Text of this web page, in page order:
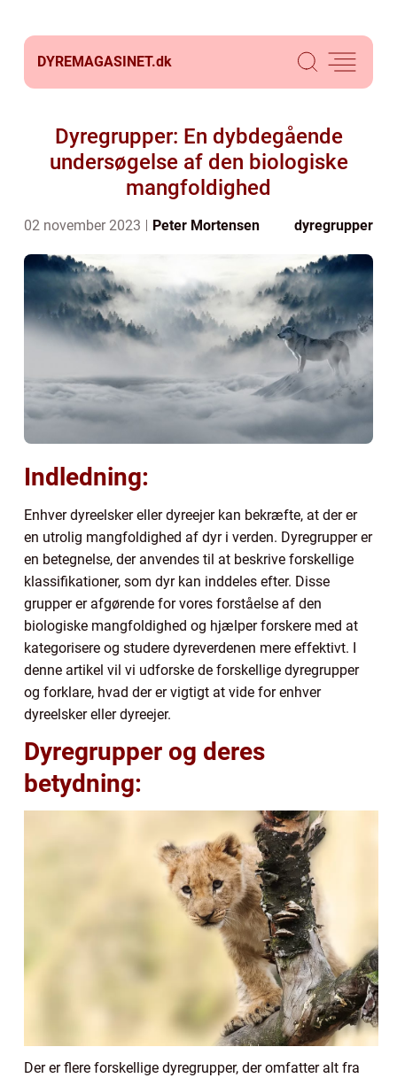
DYREMAGASINET.dk
Dyregrupper: En dybdegående
undersøgelse af den biologiske
mangfoldighed
02 november 2023 Peter Mortensen dyregrupper
Indledning:
Enhver dyreelsker eller dyreejer kan bekræfte, at der er
en utrolig mangfoldighed af dyr i verden. Dyregrupper er
en betegnelse, der anvendes til at beskrive forskellige
klassifikationer, som dyr kan inddeles efter. Disse
grupper er afgørende for vores forståelse af den
biologiske mangfoldighed og hjælper forskere med at
kategorisere og studere dyreverdenen mere effektivt. I
denne artikel vil vi udforske de forskellige dyregrupper
og forklare, hvad der er vigtigt at vide for enhver
dyreelsker eller dyreejer.
Dyregrupper og deres
betydning:
Der er flere forskellige dyregrupper, der omfatter alt fra